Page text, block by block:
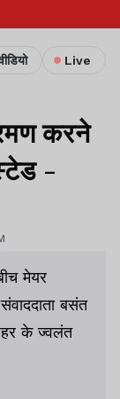
Live
करने
-
मेयर
बसंत
के ज्वलंत